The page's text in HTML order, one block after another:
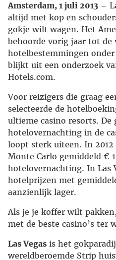
Amsterdam, 1 juli 2013 –
altijd met kop en
gokje wilt wagen. Het
behoorde vorig jaar tot de
hotelbestemmingen
blijkt uit een onderzoek
Hotels.com.
Voor reizigers die graag
selecteerde de
ultieme casino resorts. De
hotelovernachting in de
loopt sterk uiteen. In
Monte Carlo gemiddeld €
hotelovernachting. In Las
hotelprijzen met
aanzienlijk lager.
Als je je koffer wilt
met de beste casino’s ter
Las Vegas is het
wereldberoemde Strip